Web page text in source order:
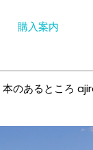
購入案内
本のあるところ